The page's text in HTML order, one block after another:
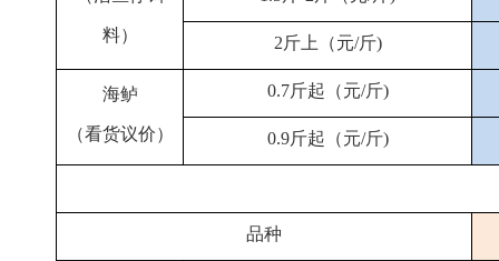
料） 2斤上（元/斤)
海鲈
（看货议价）
0.7斤起（元/斤)
0.9斤起（元/斤)
品种